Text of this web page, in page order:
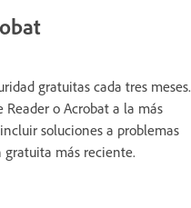
gratuitas cada tres meses.
Reader o Acrobat a la más
soluciones a problemas
gratuita más reciente.